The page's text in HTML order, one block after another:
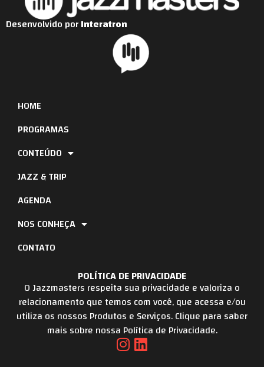
POLÍTICA DE PRIVACIDADE
O Jazzmasters respeita sua privacidade e valoriza o
relacionamento que temos com você, que acessa e/ou
utiliza os nossos Produtos e Serviços. Clique para saber
mais sobre nossa Política de Privacidade.
HOME
PROGRAMAS
CONTEÚDO
JAZZ & TRIP
AGENDA
NOS CONHEÇA
CONTATO
Desenvolvido porInteratron